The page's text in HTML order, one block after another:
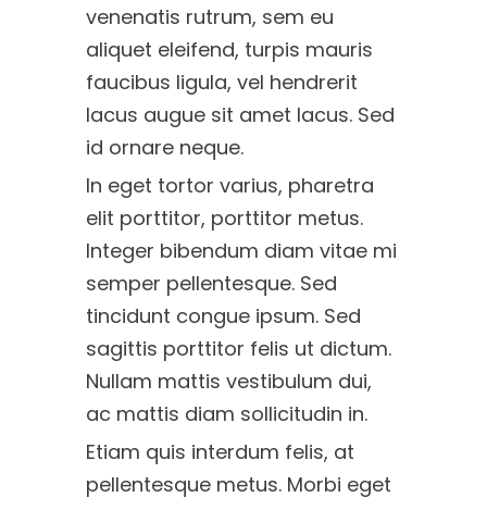
venenatis rutrum, sem eu
aliquet eleifend, turpis mauris
faucibus ligula, vel hendrerit
lacus augue sit amet lacus. Sed
id ornare neque.
In eget tortor varius, pharetra
elit porttitor, porttitor metus.
Integer bibendum diam vitae mi
semper pellentesque. Sed
tincidunt congue ipsum. Sed
sagittis porttitor felis ut dictum.
Nullam mattis vestibulum dui,
ac mattis diam sollicitudin in.
Etiam quis interdum felis, at
pellentesque metus. Morbi eget